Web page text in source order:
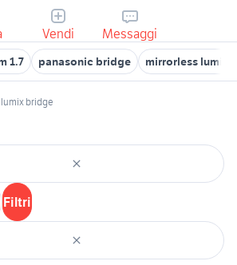
Vendi Messaggi
1.7 panasonic bridge mirrorless lumix
lumix bridge
Filtri